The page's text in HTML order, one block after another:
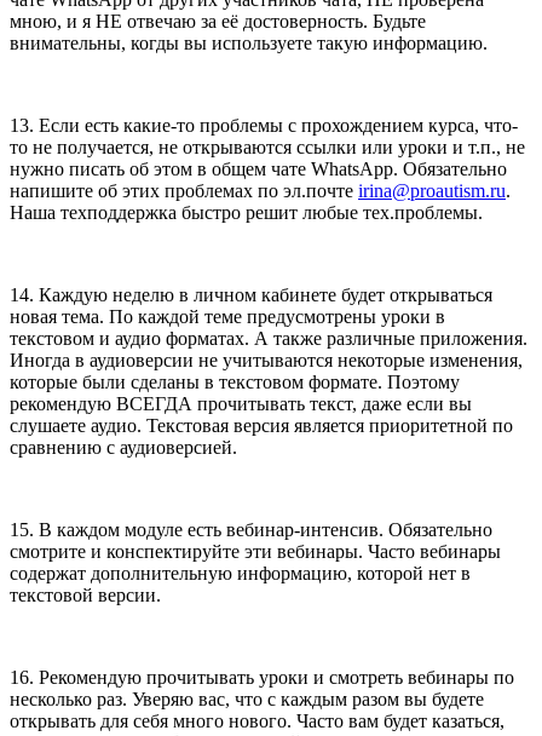
мною, и я НЕ отвечаю за её достоверность. Будьте
внимательны, когды вы используете такую информацию.
13. Если есть какие-то проблемы с прохождением курса, что-
то не получается, не открываются ссылки или уроки и т.п., не
нужно писать об этом в общем чате WhatsApp. Обязательно
напишите об этих проблемах по эл.почте irina@proautism.ru.
Наша техподдержка быстро решит любые тех.проблемы.
14. Каждую неделю в личном кабинете будет открываться
новая тема. По каждой теме предусмотрены уроки в
текстовом и аудио форматах. А также различные приложения.
Иногда в аудиоверсии не учитываются некоторые изменения,
которые были сделаны в текстовом формате. Поэтому
рекомендую ВСЕГДА прочитывать текст, даже если вы
слушаете аудио. Текстовая версия является приоритетной по
сравнению с аудиоверсией.
15. В каждом модуле есть вебинар-интенсив. Обязательно
смотрите и конспектируйте эти вебинары. Часто вебинары
содержат дополнительную информацию, которой нет в
текстовой версии.
16. Рекомендую прочитывать уроки и смотреть вебинары по
несколько раз. Уверяю вас, что с каждым разом вы будете
открывать для себя много нового. Часто вам будет казаться,